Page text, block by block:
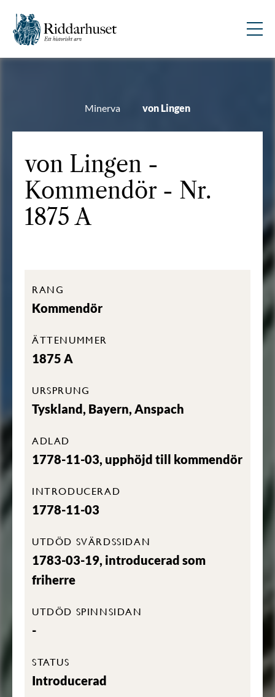
Minerva von Lingen
von Lingen -
Kommendör - Nr.
1875 A
RANG
Kommendör
ÄTTENUMMER
1875 A
URSPRUNG
Tyskland, Bayern, Anspach
ADLAD
1778-11-03, upphöjd till kommendör
INTRODUCERAD
1778-11-03
UTDÖD SVÄRDSSIDAN
1783-03-19, introducerad som
friherre
UTDÖD SPINNSIDAN
-
STATUS
Introducerad